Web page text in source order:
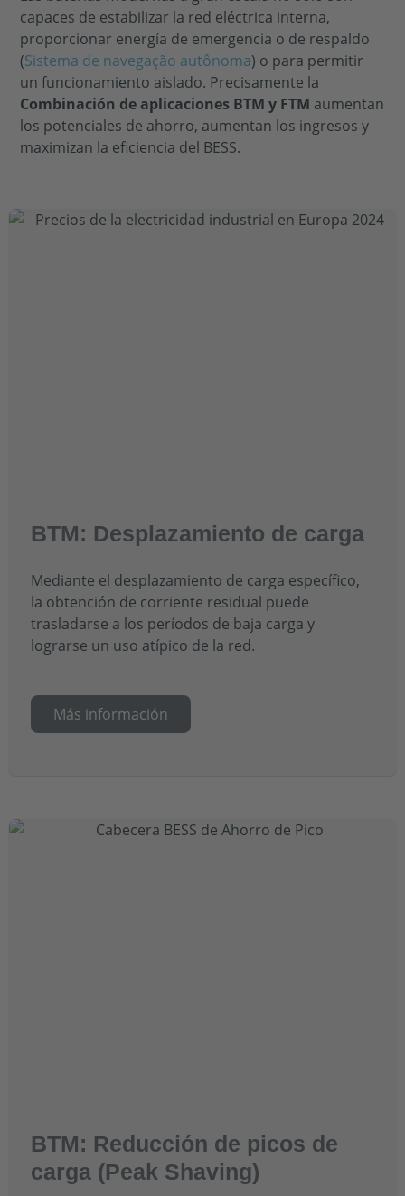
capaces de estabilizar la red eléctrica interna,
proporcionar energía de emergencia o de respaldo
(Sistema de navegação autônoma) o para permitir
un funcionamiento aislado. Precisamente la
Combinación de aplicaciones BTM y FTM aumentan
los potenciales de ahorro, aumentan los ingresos y
maximizan la eficiencia del BESS.
BTM: Desplazamiento de carga
Mediante el desplazamiento de carga específico,
la obtención de corriente residual puede
trasladarse a los períodos de baja carga y
lograrse un uso atípico de la red.
Más información
BTM: Reducción de picos de
carga (Peak Shaving)